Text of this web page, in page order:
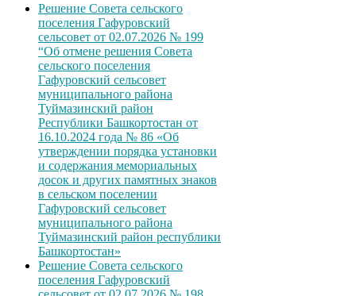
Решение Совета сельского
поселения Гафуровский
сельсовет от 02.07.2026 № 199
“Об отмене решения Совета
сельского поселения
Гафуровский сельсовет
муниципального района
Туймазинский район
Республики Башкортостан от
16.10.2024 года № 86 «Об
утверждении порядка установки
и содержания мемориальных
досок и других памятных знаков
в сельском поселении
Гафуровский сельсовет
муниципального района
Туймазинский район республики
Башкортостан»
Решение Совета сельского
поселения Гафуровский